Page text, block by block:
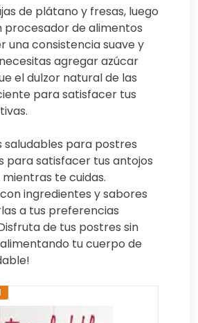
de plátano y fresas, luego
procesador de alimentos
una consistencia suave y
agregar azúcar
el dulzor natural de las
para satisfacer tus
saludables para postres
para satisfacer tus antojos
te cuidas.
ingredientes y sabores
a tus preferencias
de tus postres sin
tu cuerpo de